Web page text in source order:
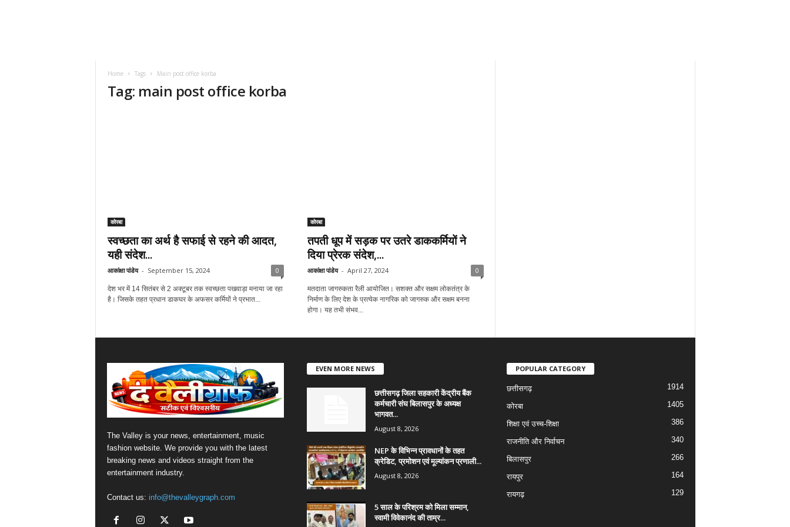
Home Tags Main post office korba
Tag: main post office korba
कोरबा
स्वच्छता का अर्थ है सफाई से रहने की आदत,
यही संदेश...
आकांक्षा पांडेय - September 15, 2024 0
देश भर में 14 सितंबर से 2 अक्टूबर तक स्वच्छता पखवाड़ा मनाया जा रहा
है। जिसके तहत प्रधान डाकघर के अफसर कर्मियों ने प्रभात...
कोरबा
तपती धूप में सड़क पर उतरे डाककर्मियों ने
दिया प्रेरक संदेश,...
आकांक्षा पांडेय - April 27, 2024 0
मतदाता जागरुकता रैली आयोजित। सशक्त और सक्षम लोकतंत्र के
निर्माण के लिए देश के प्रत्येक नागरिक को जागरुक और सक्षम बनना
होगा। यह तभी संभव...
The Valley is your news, entertainment, music
fashion website. We provide you with the latest
breaking news and videos straight from the
entertainment industry.
Contact us: info@thevalleygraph.com
EVEN MORE NEWS
छत्तीसगढ़ जिला सहकारी केंद्रीय बैंक
कर्मचारी संघ बिलासपुर के अध्यक्ष
भागवत...
August 8, 2026
NEP के विभिन्न प्रावधानों के तहत
क्रेडिट, प्रमोशन एवं मूल्यांकन प्रणाली...
August 8, 2026
5 साल के परिश्रम को मिला सम्मान,
स्वामी विवेकानंद की ताम्र...
POPULAR CATEGORY
छत्तीसगढ़ 1914
कोरबा 1405
शिक्षा एवं उच्च-शिक्षा 386
राजनीति और निर्वाचन 340
बिलासपुर 266
रायपुर 164
रायगढ़ 129